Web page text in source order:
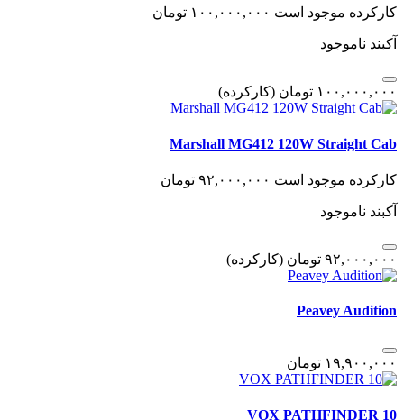
کارکرده موجود است ١٠٠,٠٠٠,٠٠٠ تومان
آکبند ناموجود
١٠٠,٠٠٠,٠٠٠ تومان (کارکرده)
Marshall MG412 120W Straight Cab
کارکرده موجود است ٩٢,٠٠٠,٠٠٠ تومان
آکبند ناموجود
٩٢,٠٠٠,٠٠٠ تومان (کارکرده)
Peavey Audition
١٩,٩٠٠,٠٠٠ تومان
VOX PATHFINDER 10